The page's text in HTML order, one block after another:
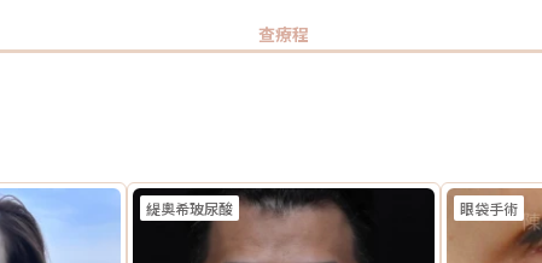
查療程
緹奧希玻尿酸 眼袋手術